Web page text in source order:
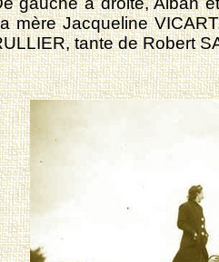
mère Jacqueline
tante de Robert